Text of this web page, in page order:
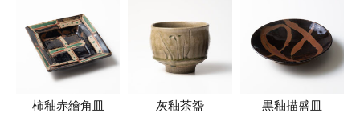
柿釉赤繪角皿 灰釉茶盌 黒釉描盛皿